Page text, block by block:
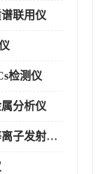
联用仪
检测仪
分析仪
电感耦合等离子发射光谱仪